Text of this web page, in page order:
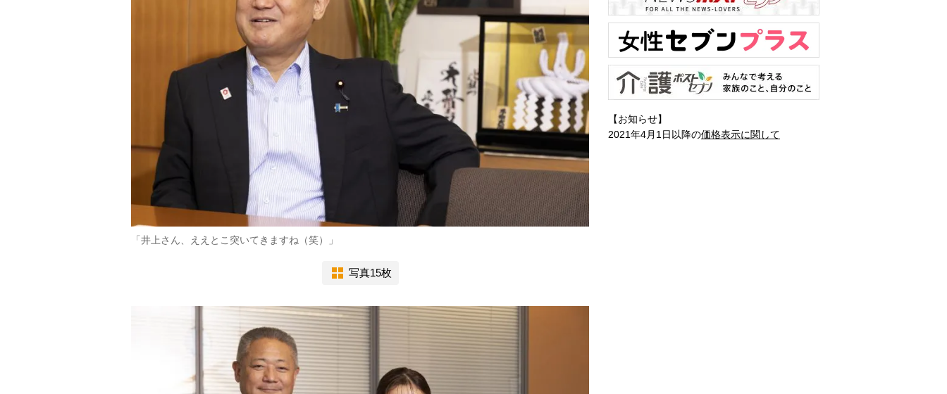
「井上さん、ええとこ突いてきますね（笑）」
写真15枚
【お知らせ】
2021年4月1日以降の価格表示に関して